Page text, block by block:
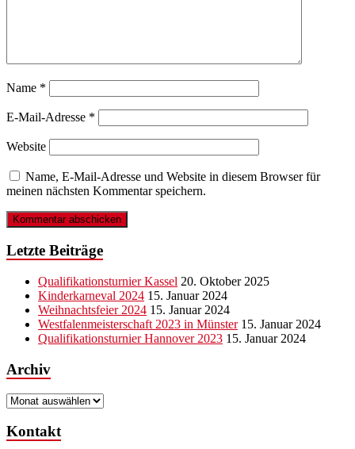
Name *
E-Mail-Adresse *
Website
Name, E-Mail-Adresse und Website in diesem Browser für
meinen nächsten Kommentar speichern.
Letzte Beiträge
Qualifikationsturnier Kassel 20. Oktober 2025
Kinderkarneval 2024 15. Januar 2024
Weihnachtsfeier 2024 15. Januar 2024
Westfalenmeisterschaft 2023 in Münster 15. Januar 2024
Qualifikationsturnier Hannover 2023 15. Januar 2024
Archiv
Archiv
Kontakt